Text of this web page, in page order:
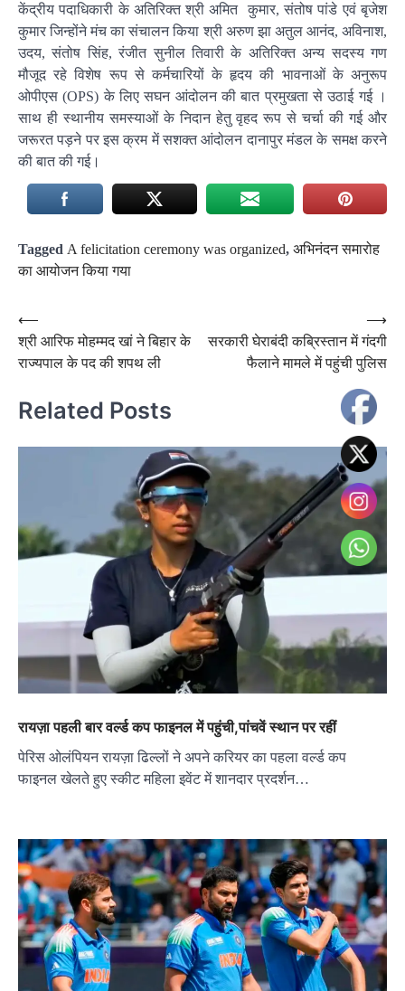
केंद्रीय पदाधिकारी के अतिरिक्त श्री अमित कुमार, संतोष पांडे एवं बृजेश
कुमार जिन्होंने मंच का संचालन किया श्री अरुण झा अतुल आनंद, अविनाश,
उदय, संतोष सिंह, रंजीत सुनील तिवारी के अतिरिक्त अन्य सदस्य गण
मौजूद रहे विशेष रूप से कर्मचारियों के हृदय की भावनाओं के अनुरूप
ओपीएस (OPS) के लिए सघन आंदोलन की बात प्रमुखता से उठाई गई ।
साथ ही स्थानीय समस्याओं के निदान हेतु वृहद रूप से चर्चा की गई और
जरूरत पड़ने पर इस क्रम में सशक्त आंदोलन दानापुर मंडल के समक्ष करने
की बात की गई।
Tagged A felicitation ceremony was organized, अभिनंदन समारोह
का आयोजन किया गया
Post
navigation
⟵
श्री आरिफ मोहम्मद खां ने बिहार के
राज्यपाल के पद की शपथ ली
सरकारी घेराबंदी कब्रिस्तान में गंदगी
फैलाने मामले में पहुंची पुलिस
⟶
Related Posts
रायज़ा पहली बार वर्ल्ड कप फाइनल में पहुंची,पांचवें स्थान पर रहीं
पेरिस ओलंपियन रायज़ा ढिल्लों ने अपने करियर का पहला वर्ल्ड कप
फाइनल खेलते हुए स्कीट महिला इवेंट में शानदार प्रदर्शन…